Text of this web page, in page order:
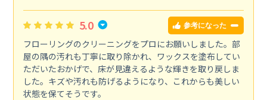
5.0 参考になった
フローリングのクリーニングをプロにお願いしました。部
屋の隅の汚れも丁寧に取り除かれ、ワックスを塗布してい
ただいたおかげで、床が見違えるような輝きを取り戻しま
した。キズや汚れも防げるようになり、これからも美しい
状態を保てそうです。